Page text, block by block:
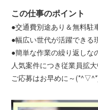
この仕事のポイント
●交通費別途あり＆無料駐
●幅広い世代が活躍できる
●簡単な作業の繰り返し
人気案件につき従業員拡大
ご応募はお早めに～